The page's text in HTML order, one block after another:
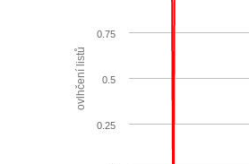
ovlhčení listů
0.25
0.5
0.75